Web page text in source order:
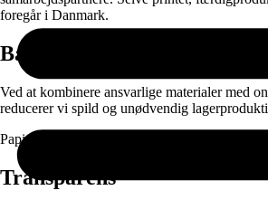
foregår i Danmark.
Bæredygtighed
Ved at kombinere ansvarlige materialer med
reducerer vi spild og unødvendig
Papir og emballage kan sorteres til
Transparens